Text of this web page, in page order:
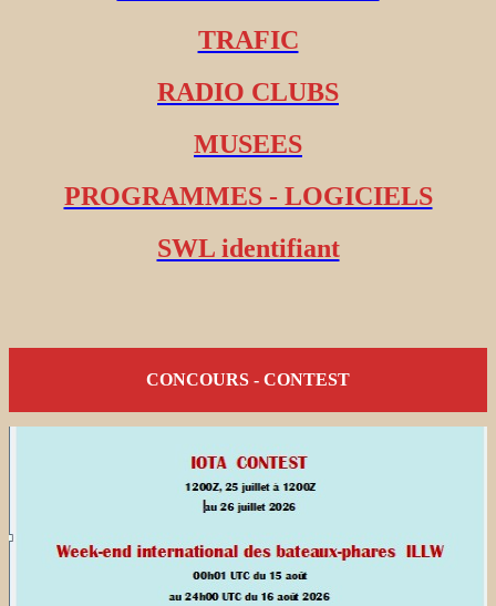
TRAFIC
RADIO CLUBS
MUSEES
PROGRAMMES - LOGICIELS
SWL identifiant
CONCOURS - CONTEST